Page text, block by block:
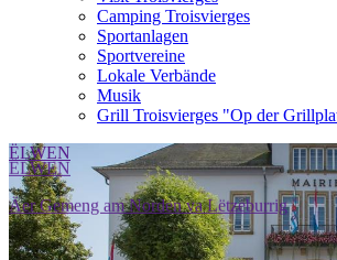
Camping Troisvierges
Sportanlagen
Sportvereine
Lokale Verbände
Musik
Grill Troisvierges "Op der
ËLWEN
Äer Gemeng am Norden va Lëtzeburrig
ËLWEN